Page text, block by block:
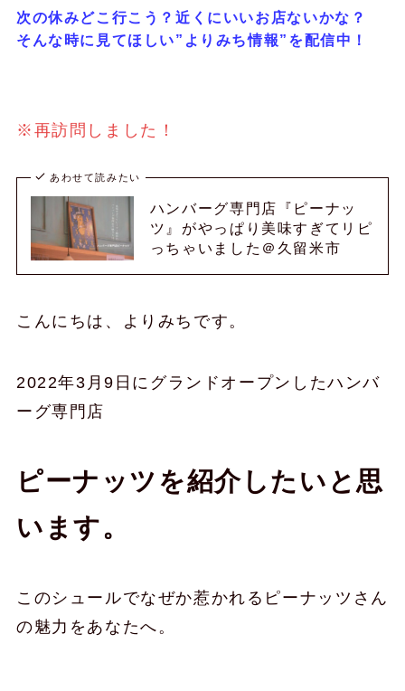
次の休みどこ行こう？近くにいいお店ないかな？
そんな時に見てほしい”よりみち情報”を配信中！
※再訪問しました！
あわせて読みたい
ハンバーグ専門店『ピーナッ
ツ』がやっぱり美味すぎてリピ
っちゃいました＠久留米市
こんにちは、よりみちです。
2022年3月9日にグランドオープンしたハンバ
ーグ専門店
ピーナッツを紹介したいと思
います。
このシュールでなぜか惹かれるピーナッツさん
の魅力をあなたへ。